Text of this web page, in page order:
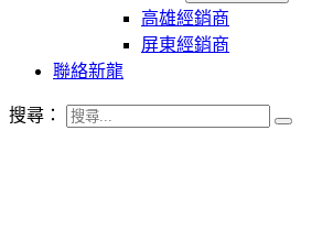
高雄經銷商
屏東經銷商
聯絡新龍
搜尋：